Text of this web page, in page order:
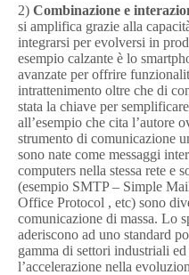
2) Combinazione e
si amplifica grazie alla
integrarsi per evolversi in
esempio calzante è lo
avanzate per offrire
intrattenimento oltre che di
stata la chiave per
all’esempio che cita l’autore
strumento di comunicazione
sono nate come messaggi
computers nella stessa rete e
(esempio SMTP – Simple
Office Protocol , etc) sono
comunicazione di massa. Lo
aderiscono ad uno standard
gamma di settori industriali ed
l’accelerazione nella